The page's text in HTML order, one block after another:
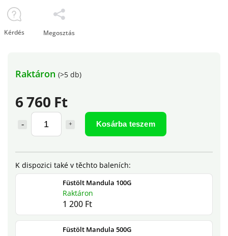
6 760 Ft
Kosárba teszem
Füstölt Mandula 100G
Raktáron
1 200 Ft
Füstölt Mandula 500G
Raktáron (>5 db)
Kérdés Megosztás